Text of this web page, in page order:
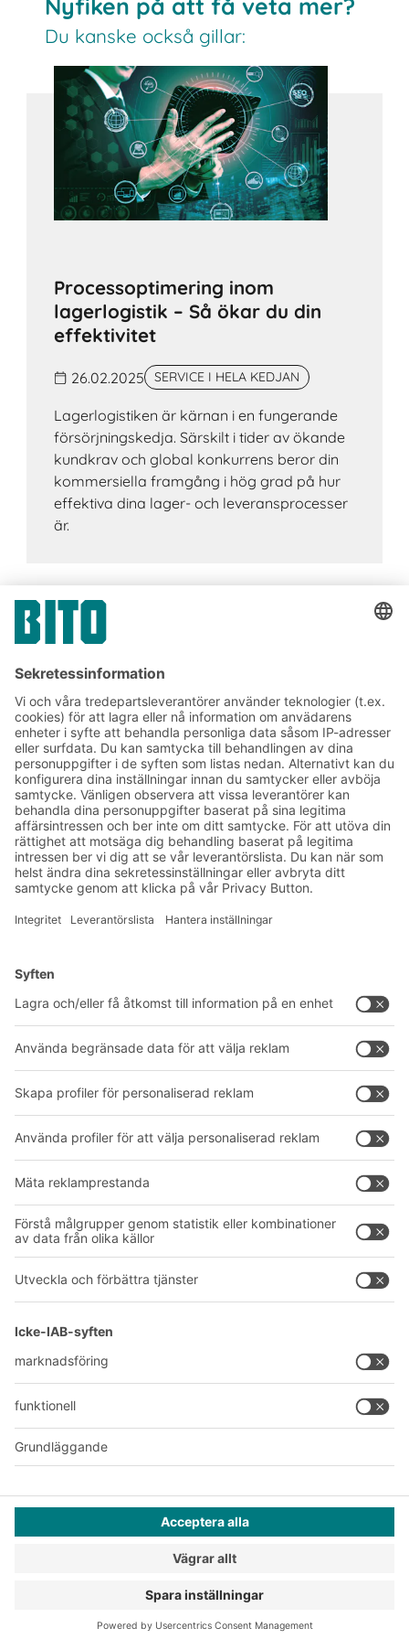
Nyfiken på att få veta mer?
Du kanske också gillar:
Processoptimering inom
lagerlogistik – Så ökar du din
effektivitet
26.02.2025 SERVICE I HELA KEDJAN
Lagerlogistiken är kärnan i en fungerande
försörjningskedja. Särskilt i tider av ökande
kundkrav och global konkurrens beror din
kommersiella framgång i hög grad på hur
effektiva dina lager- och leveransprocesser
är.
Prenumerera på vårt
nyhetsbrev:
Lager- och logistiknyheter
Exklusiva erbjudanden
Produktnyheter
Prenumerera på vårt
nyhetsbrev
Lösningar
Intralogistiklösningar
Lådsystem
Hyllsystem
Våra tjänster
Produktkatalog
BITO PROJEKTGUIDE
Nedladdningar
Företag
Vårt globala nätverk
Våra produktionsanläggningar
Följ oss
BIT O
YOUR LIFE.
042-151 910
Erbjudandet riktar sig till industri, hantverk, handel och fria
yrken för användning i självständig, professionell eller
Inställningar för sekretess